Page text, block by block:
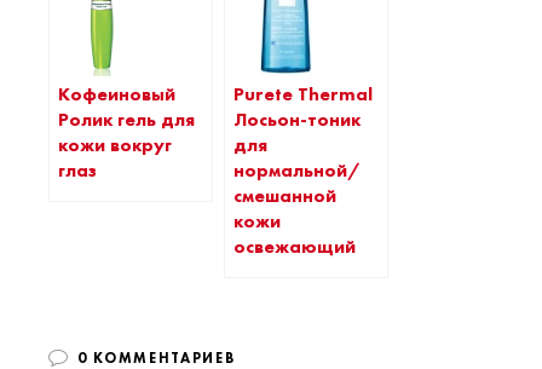
Кофеиновый
Ролик гель для
кожи вокруг
глаз
Purete Thermal
Лосьон-тоник
для
нормальной/
смешанной
кожи
освежающий
0 КОММЕНТАРИЕВ